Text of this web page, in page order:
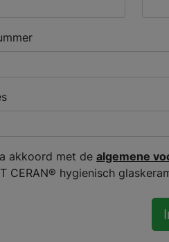
akkoord met de algemene
CERAN® hygienisch